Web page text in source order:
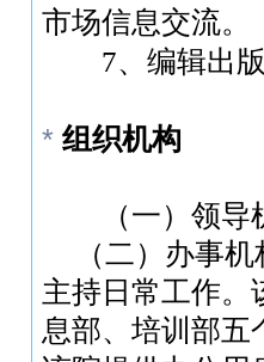
市场信息交流。
7、编辑出
* 组织机构
（一）领导
（二）办事
主持日常工作。
息部、培训部五